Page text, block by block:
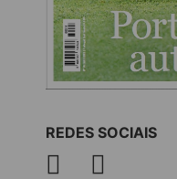
REDES SOCIAIS